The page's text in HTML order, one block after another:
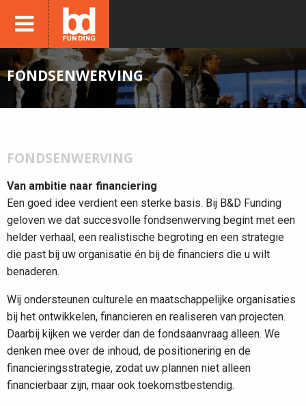
FONDSENWERVING
FONDSENWERVING
Van ambitie naar financiering
Een goed idee verdient een sterke basis. Bij B&D Funding
geloven we dat succesvolle fondsenwerving begint met een
helder verhaal, een realistische begroting en een strategie
die past bij uw organisatie én bij de financiers die u wilt
benaderen.
Wij ondersteunen culturele en maatschappelijke organisaties
bij het ontwikkelen, financieren en realiseren van projecten.
Daarbij kijken we verder dan de fondsaanvraag alleen. We
denken mee over de inhoud, de positionering en de
financieringsstrategie, zodat uw plannen niet alleen
financierbaar zijn, maar ook toekomstbestendig.